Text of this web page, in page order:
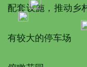
配套设施，推动乡
有较大的停车场